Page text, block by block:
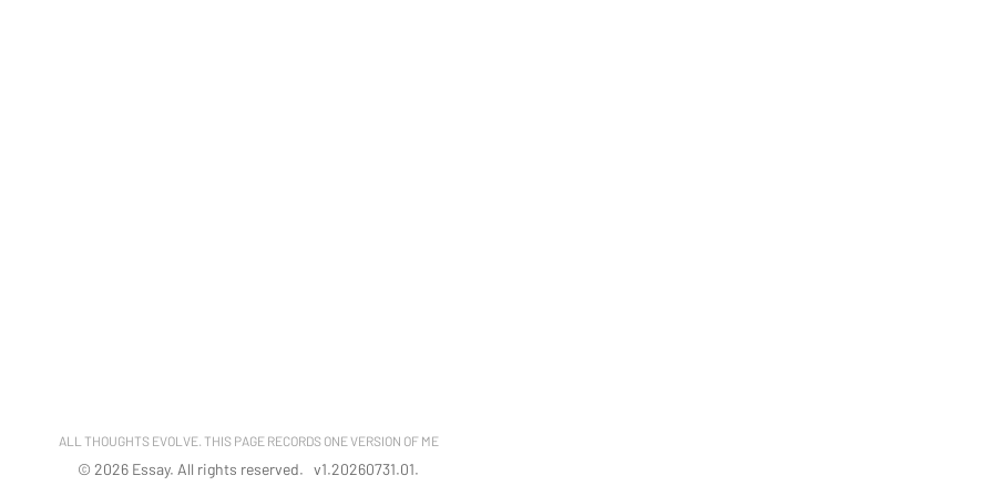
ALL THOUGHTS EVOLVE. THIS PAGE RECORDS ONE VERSION OF ME
© 2026 Essay. All rights reserved. v1.20260731.01.